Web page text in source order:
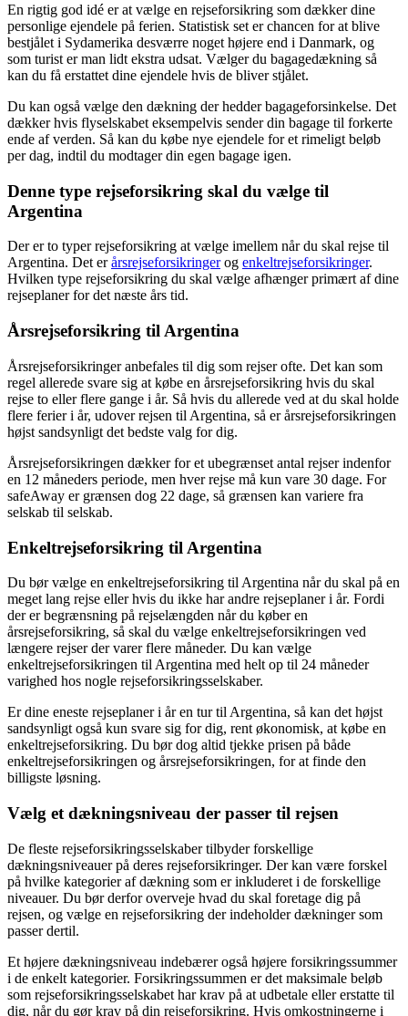
En rigtig god idé er at vælge en rejseforsikring som dækker dine
personlige ejendele på ferien. Statistisk set er chancen for at blive
bestjålet i Sydamerika desværre noget højere end i Danmark, og
som turist er man lidt ekstra udsat. Vælger du bagagedækning så
kan du få erstattet dine ejendele hvis de bliver stjålet.
Du kan også vælge den dækning der hedder bagageforsinkelse. Det
dækker hvis flyselskabet eksempelvis sender din bagage til forkerte
ende af verden. Så kan du købe nye ejendele for et rimeligt beløb
per dag, indtil du modtager din egen bagage igen.
Denne type rejseforsikring skal du vælge til
Argentina
Der er to typer rejseforsikring at vælge imellem når du skal rejse til
Argentina. Det erårsrejseforsikringerog enkeltrejseforsikringer.
Hvilken type rejseforsikring du skal vælge afhænger primært af dine
rejseplaner for det næste års tid.
Årsrejseforsikring til Argentina
Årsrejseforsikringer anbefales til dig som rejser ofte. Det kan som
regel allerede svare sig at købe en årsrejseforsikring hvis du skal
rejse to eller flere gange i år. Så hvis du allerede ved at du skal holde
flere ferier i år, udover rejsen til Argentina, så er årsrejseforsikringen
højst sandsynligt det bedste valg for dig.
Årsrejseforsikringen dækker for et ubegrænset antal rejser indenfor
en 12 måneders periode, men hver rejse må kun vare 30 dage. For
safeAway er grænsen dog 22 dage, så grænsen kan variere fra
selskab til selskab.
Enkeltrejseforsikring til Argentina
Du bør vælge en enkeltrejseforsikring til Argentina når du skal på en
meget lang rejse eller hvis du ikke har andre rejseplaner i år. Fordi
der er begrænsning på rejselængden når du køber en
årsrejseforsikring, så skal du vælge enkeltrejseforsikringen ved
længere rejser der varer flere måneder. Du kan vælge
enkeltrejseforsikringen til Argentina med helt op til 24 måneder
varighed hos nogle rejseforsikringsselskaber.
Er dine eneste rejseplaner i år en tur til Argentina, så kan det højst
sandsynligt også kun svare sig for dig, rent økonomisk, at købe en
enkeltrejseforsikring. Du bør dog altid tjekke prisen på både
enkeltrejseforsikringen og årsrejseforsikringen, for at finde den
billigste løsning.
Vælg et dækningsniveau der passer til rejsen
De fleste rejseforsikringsselskaber tilbyder forskellige
dækningsniveauer på deres rejseforsikringer. Der kan være forskel
på hvilke kategorier af dækning som er inkluderet i de forskellige
niveauer. Du bør derfor overveje hvad du skal foretage dig på
rejsen, og vælge en rejseforsikring der indeholder dækninger som
passer dertil.
Et højere dækningsniveau indebærer også højere forsikringssummer
i de enkelt kategorier. Forsikringssummen er det maksimale beløb
som rejseforsikringsselskabet har krav på at udbetale eller erstatte til
dig, når du gør krav på din rejseforsikring. Hvis omkostningerne i